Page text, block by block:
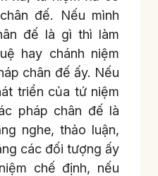
đế. Nếu mình
đế là gì thì làm
hay chánh niệm
chân đế ấy. Nếu
triển của tứ niệm
pháp chân đế là
nghe, thảo luận,
các đối tượng ấy
chế định, nếu